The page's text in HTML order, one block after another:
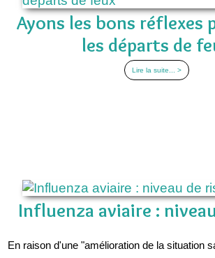
Ayons les bons réflexes
les départs de
Lire la suite... >
Influenza aviaire :
En raison d'une "amélioration de la situation